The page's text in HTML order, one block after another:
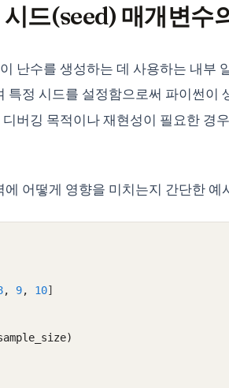
드(seed) 매개변수
난수를 생성하는 데 사용하는 내부
특정 시드를 설정함으로써 파이썬이
버깅 목적이나 재현성이 필요한 경
에 어떻게 영향을 미치는지 간단한 예
, 9, 10]